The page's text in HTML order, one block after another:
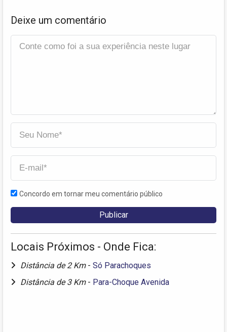
Deixe um comentário
Concordo em tornar meu comentário público
Locais Próximos - Onde Fica:
Distância de 2 Km - Só Parachoques
Distância de 3 Km - Para-Choque Avenida